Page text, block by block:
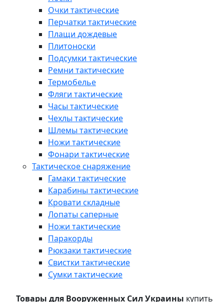
Очки тактические
Перчатки тактические
Плащи дождевые
Плитоноски
Подсумки тактические
Ремни тактические
Термобелье
Фляги тактические
Часы тактические
Чехлы тактические
Шлемы тактические
Ножи тактические
Фонари тактические
Тактическое снаряжение
Гамаки тактические
Карабины тактические
Кровати складные
Лопаты саперные
Ножи тактические
Паракорды
Рюкзаки тактические
Свистки тактические
Сумки тактические
Товары для Вооруженных Сил Украины купить